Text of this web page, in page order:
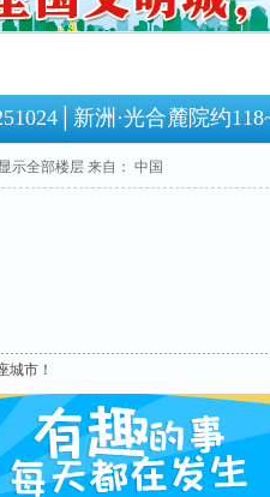
新洲·光合麓院约
显示全部楼层 来自： 中国
城市！